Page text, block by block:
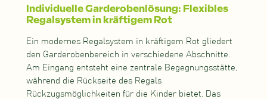
Individuelle Garderobenlösung: Flexibles
Regalsystem in kräftigem Rot
Ein modernes Regalsystem in kräftigem Rot gliedert
den Garderobenbereich in verschiedene Abschnitte.
Am Eingang entsteht eine zentrale Begegnungsstätte,
während die Rückseite des Regals
Rückzugsmöglichkeiten für die Kinder bietet. Das